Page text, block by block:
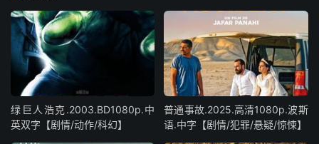
绿巨人浩克.2003.BD1080p.中
英双字【剧情/动作/科幻】
普通事故.2025.高清1080p.波斯
语.中字【剧情/犯罪/悬疑/惊悚】